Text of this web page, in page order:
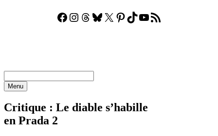
Facebook
Instagram
Threads
Bluesky
X Pinterest
TikTok
YouTube
Flux RSS
Menu
Critique : Le diable s’habille
en Prada 2